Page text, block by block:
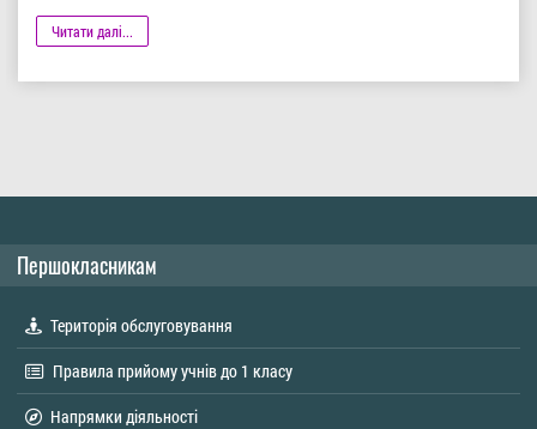
Читати далі...
Першокласникам
Територія обслуговування
Правила прийому учнів до 1 класу
Напрямки діяльності